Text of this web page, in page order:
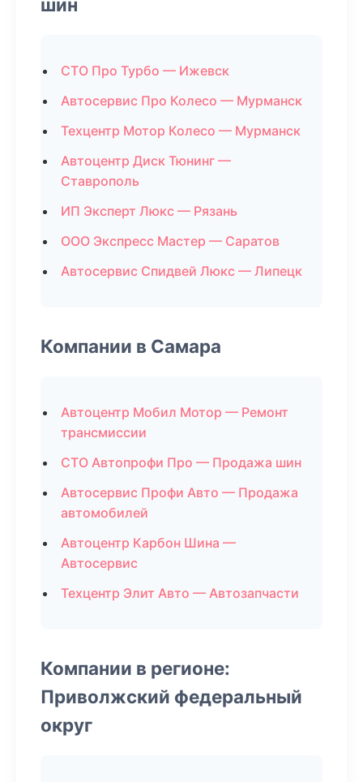
шин
СТО Про Турбо — Ижевск
Автосервис Про Колесо — Мурманск
Техцентр Мотор Колесо — Мурманск
Автоцентр Диск Тюнинг —
Ставрополь
ИП Эксперт Люкс — Рязань
ООО Экспресс Мастер — Саратов
Автосервис Спидвей Люкс — Липецк
Компании в Самара
Автоцентр Мобил Мотор — Ремонт
трансмиссии
СТО Автопрофи Про — Продажа шин
Автосервис Профи Авто — Продажа
автомобилей
Автоцентр Карбон Шина —
Автосервис
Техцентр Элит Авто — Автозапчасти
Компании в регионе:
Приволжский федеральный
округ